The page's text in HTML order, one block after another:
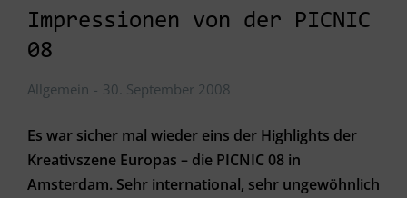
Impressionen von der PICNIC
08
Allgemein 30. September 2008
Es war sicher mal wieder eins der Highlights der
Kreativszene Europas – die PICNIC 08 in
Amsterdam. Sehr international, sehr ungewöhnlich